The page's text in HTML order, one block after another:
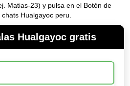
Matias-23) y pulsa en el Botón de
Hualgayoc peru.
Hualgayoc gratis